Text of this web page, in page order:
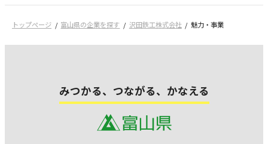
トップページ 富山県の企業を探す 沢田鉄工株式会社 魅力・事業
みつかる、つながる、かなえる